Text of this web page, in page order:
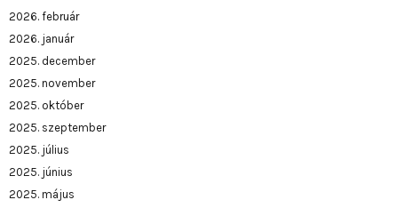
2026. február
2026. január
2025. december
2025. november
2025. október
2025. szeptember
2025. július
2025. június
2025. május